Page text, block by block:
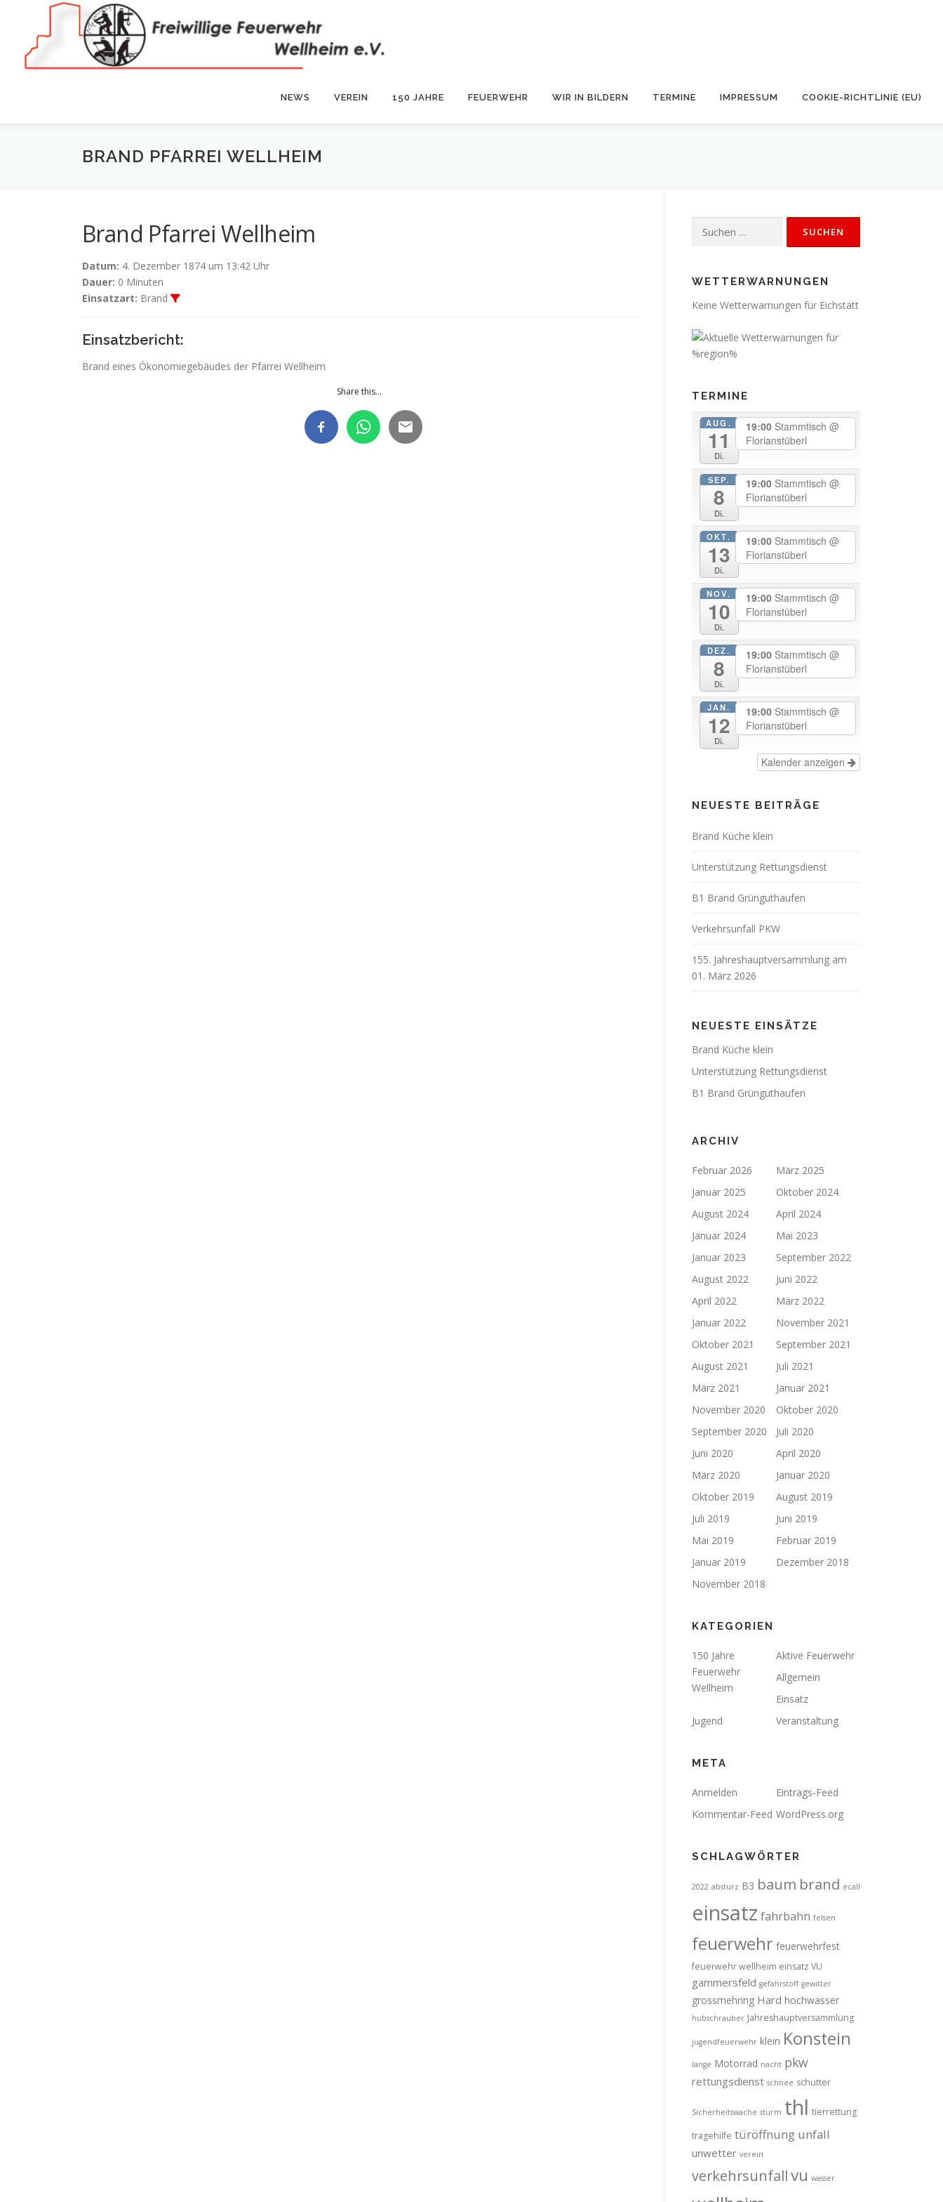
springen
NEWS VEREIN 150 JAHRE FEUERWEHR WIR IN BILDERN TERMINE IMPRESSUM COOKIE-RICHTLINIE (EU)
BRAND PFARREI WELLHEIM
Brand Pfarrei Wellheim
Datum: 4. Dezember 1874 um 13:42 Uhr
Dauer: 0 Minuten
Einsatzart: Brand
Einsatzbericht:
Brand eines Ökonomiegebäudes der Pfarrei Wellheim
Share this...
nach:
WETTERWARNUNGEN
Keine Wetterwarnungen für Eichstätt
TERMINE
AUG.
11
Di.
19:00 Stammtisch @
Florianstüberl
SEP.
8
Di.
19:00 Stammtisch @
Florianstüberl
OKT.
13
Di.
19:00 Stammtisch @
Florianstüberl
NOV.
10
Di.
19:00 Stammtisch @
Florianstüberl
DEZ.
8
Di.
19:00 Stammtisch @
Florianstüberl
JAN.
12
Di.
19:00 Stammtisch @
Florianstüberl
Kalender anzeigen
NEUESTE BEITRÄGE
Brand Küche klein
Unterstützung Rettungsdienst
B1 Brand Grünguthaufen
Verkehrsunfall PKW
155. Jahreshauptversammlung am
01. März 2026
NEUESTE EINSÄTZE
Brand Küche klein
Unterstützung Rettungsdienst
B1 Brand Grünguthaufen
ARCHIV
Februar 2026
März 2025
Januar 2025
Oktober 2024
August 2024
April 2024
Januar 2024
Mai 2023
Januar 2023
September 2022
August 2022
Juni 2022
April 2022
März 2022
Januar 2022
November 2021
Oktober 2021
September 2021
August 2021
Juli 2021
März 2021
Januar 2021
November 2020
Oktober 2020
September 2020
Juli 2020
Juni 2020
April 2020
März 2020
Januar 2020
Oktober 2019
August 2019
Juli 2019
Juni 2019
Mai 2019
Februar 2019
Januar 2019
Dezember 2018
November 2018
KATEGORIEN
150 Jahre
Feuerwehr
Wellheim
Aktive Feuerwehr
Allgemein
Einsatz
Jugend
Veranstaltung
META
Anmelden
Eintrags-Feed
Kommentar-Feed WordPress.org
SCHLAGWÖRTER
2022 absturz B3 baum brand ecall
einsatz fahrbahn felsen
feuerwehr feuerwehrfest
feuerwehr wellheim einsatz VU
gammersfeld gefahrstoff gewitter
grossmehring Hard hochwasser
hubschrauber Jahreshauptversammlung
jugendfeuerwehr klein Konstein
lange Motorrad nacht pkw
rettungsdienst schnee schutter
Sicherheitswache sturm thl tierrettung
tragehilfe türöffnung unfall
unwetter verein
verkehrsunfallvu wasser